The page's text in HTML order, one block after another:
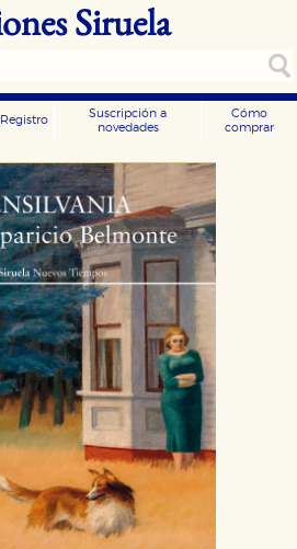
Siruela
Registro
Suscripción a
novedades
Cómo
comprar